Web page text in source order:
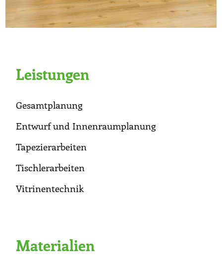
Leistungen
Gesamtplanung
Entwurf und Innenraumplanung
Tapezierarbeiten
Tischlerarbeiten
Vitrinentechnik
Materialien